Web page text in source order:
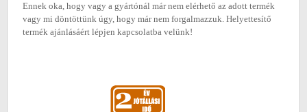
Ennek oka, hogy vagy a gyártónál már nem elérhető az adott termék
vagy mi döntöttünk úgy, hogy már nem forgalmazzuk. Helyettesítő
termék ajánlásáért lépjen kapcsolatba velünk!